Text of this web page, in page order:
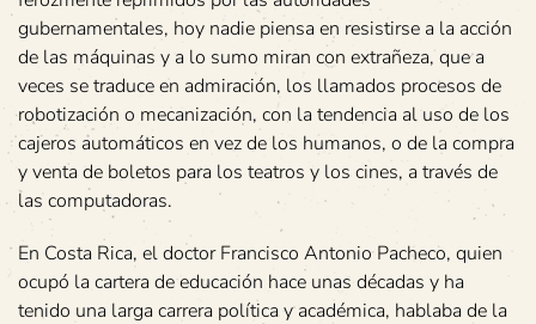
gubernamentales, hoy nadie piensa en resistirse a la acción
de las máquinas y a lo sumo miran con extrañeza, que a
veces se traduce en admiración, los llamados procesos de
robotización o mecanización, con la tendencia al uso de los
cajeros automáticos en vez de los humanos, o de la compra
y venta de boletos para los teatros y los cines, a través de
las computadoras.
En Costa Rica, el doctor Francisco Antonio Pacheco, quien
ocupó la cartera de educación hace unas décadas y ha
tenido una larga carrera política y académica, hablaba de la